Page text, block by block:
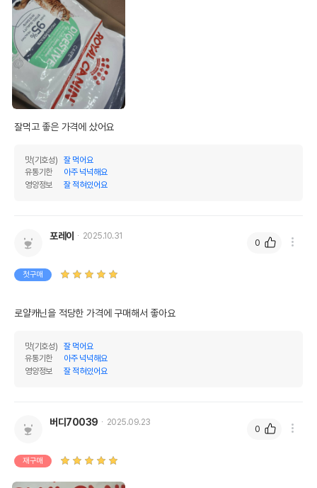
잘먹고 좋은 가격에 샀어요
맛(기호성)
잘 먹어요
유통기한
아주 넉넉해요
영양정보
잘 적혀있어요
포레이 2025.10.31
첫구매
로얄캐닌을 적당한 가격에 구매해서 좋아요
맛(기호성)
잘 먹어요
유통기한
아주 넉넉해요
영양정보
잘 적혀있어요
0
버디70039 2025.09.23
재구매
0